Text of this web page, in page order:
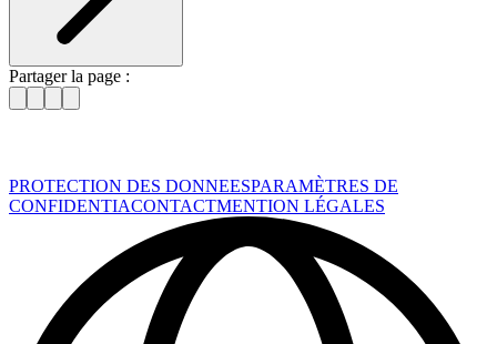
Partager la page :
PROTECTION DES DONNEESPARAMÈTRES DE
CONFIDENTIACONTACTMENTION LÉGALES